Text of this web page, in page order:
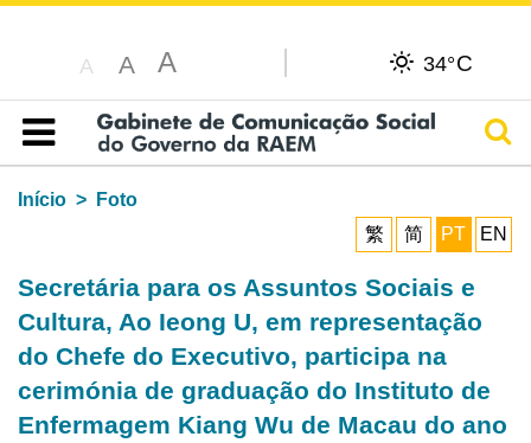
A A A 34°C
Índice
Início
Foto
繁
简 PT EN
Secretária para os Assuntos Sociais e
Cultura, Ao Ieong U, em representação
do Chefe do Executivo, participa na
cerimónia de graduação do Instituto de
Enfermagem Kiang Wu de Macau do ano